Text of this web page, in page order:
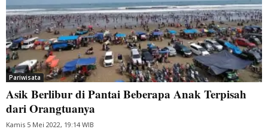
Pariwisata
Asik Berlibur di Pantai Beberapa Anak Terpisah
dari Orangtuanya
Kamis 5 Mei 2022, 19:14 WIB